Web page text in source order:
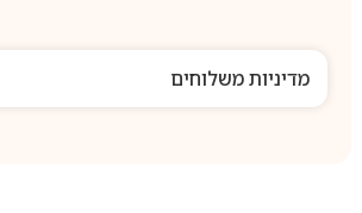
מדיניות משלוחים